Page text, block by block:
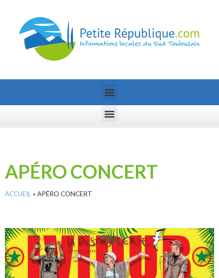
APÉRO CONCERT
ACCUEIL » APÉRO CONCERT